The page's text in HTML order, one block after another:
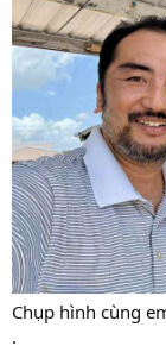
Chụp hình cùng
.